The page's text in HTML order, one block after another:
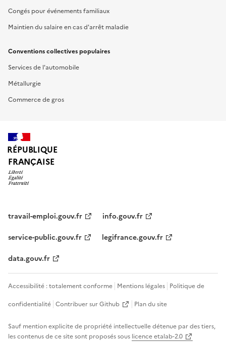
Congés pour événements familiaux
Maintien du salaire en cas d'arrêt maladie
Conventions collectives populaires
Services de l'automobile
Métallurgie
Commerce de gros
RÉPUBLIQUE
FRANÇAISE
travail-emploi.gouv.fr
info.gouv.fr
service-public.gouv.fr
legifrance.gouv.fr
data.gouv.fr
Accessibilité : totalement conforme Mentions légales Politique de
confidentialité Contribuer sur Github Plan du site
Sauf mention explicite de propriété intellectuelle détenue par des tiers,
les contenus de ce site sont proposés sous licence etalab-2.0